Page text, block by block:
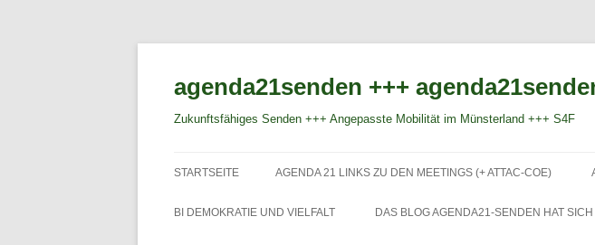
agenda21senden +++
Zukunftsfähiges Senden +++ Angepasste Mobilität im Münsterland +++ S4F
STARTSEITE AGENDA 21 LINKS ZU DEN MEETINGS (+ ATTAC-COE)
BI DEMOKRATIE UND VIELFALT DAS BLOG AGENDA21-SENDEN HAT